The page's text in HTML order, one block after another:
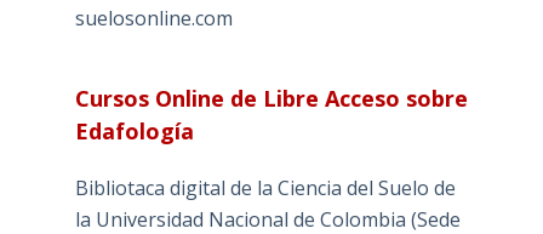
suelosonline.com
Cursos Online de Libre Acceso sobre
Edafología
Bibliotaca digital de la Ciencia del Suelo de
la Universidad Nacional de Colombia (Sede